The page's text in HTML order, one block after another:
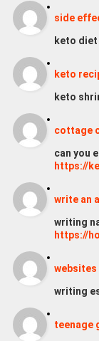
side
keto
keto
keto
cottage
can you
https://
write an
writing
https://
websites
writing
teenage